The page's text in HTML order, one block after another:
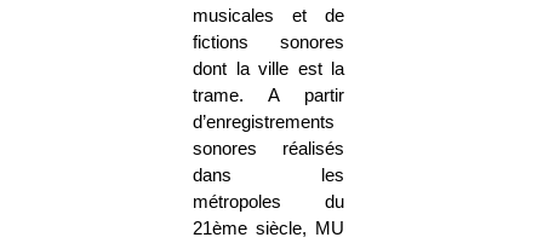
musicales et de
fictions sonores
dont la ville est la
trame. A partir
d’enregistrements
sonores réalisés
dans les
métropoles du
21ème siècle, MU